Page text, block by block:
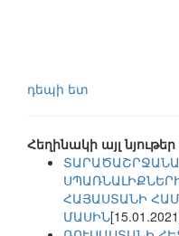
դեպի ետ
Հեղինակի այլ նյութեր
ՀԱՅԱՍՏԱՆԻ
ՄԱՍԻՆ